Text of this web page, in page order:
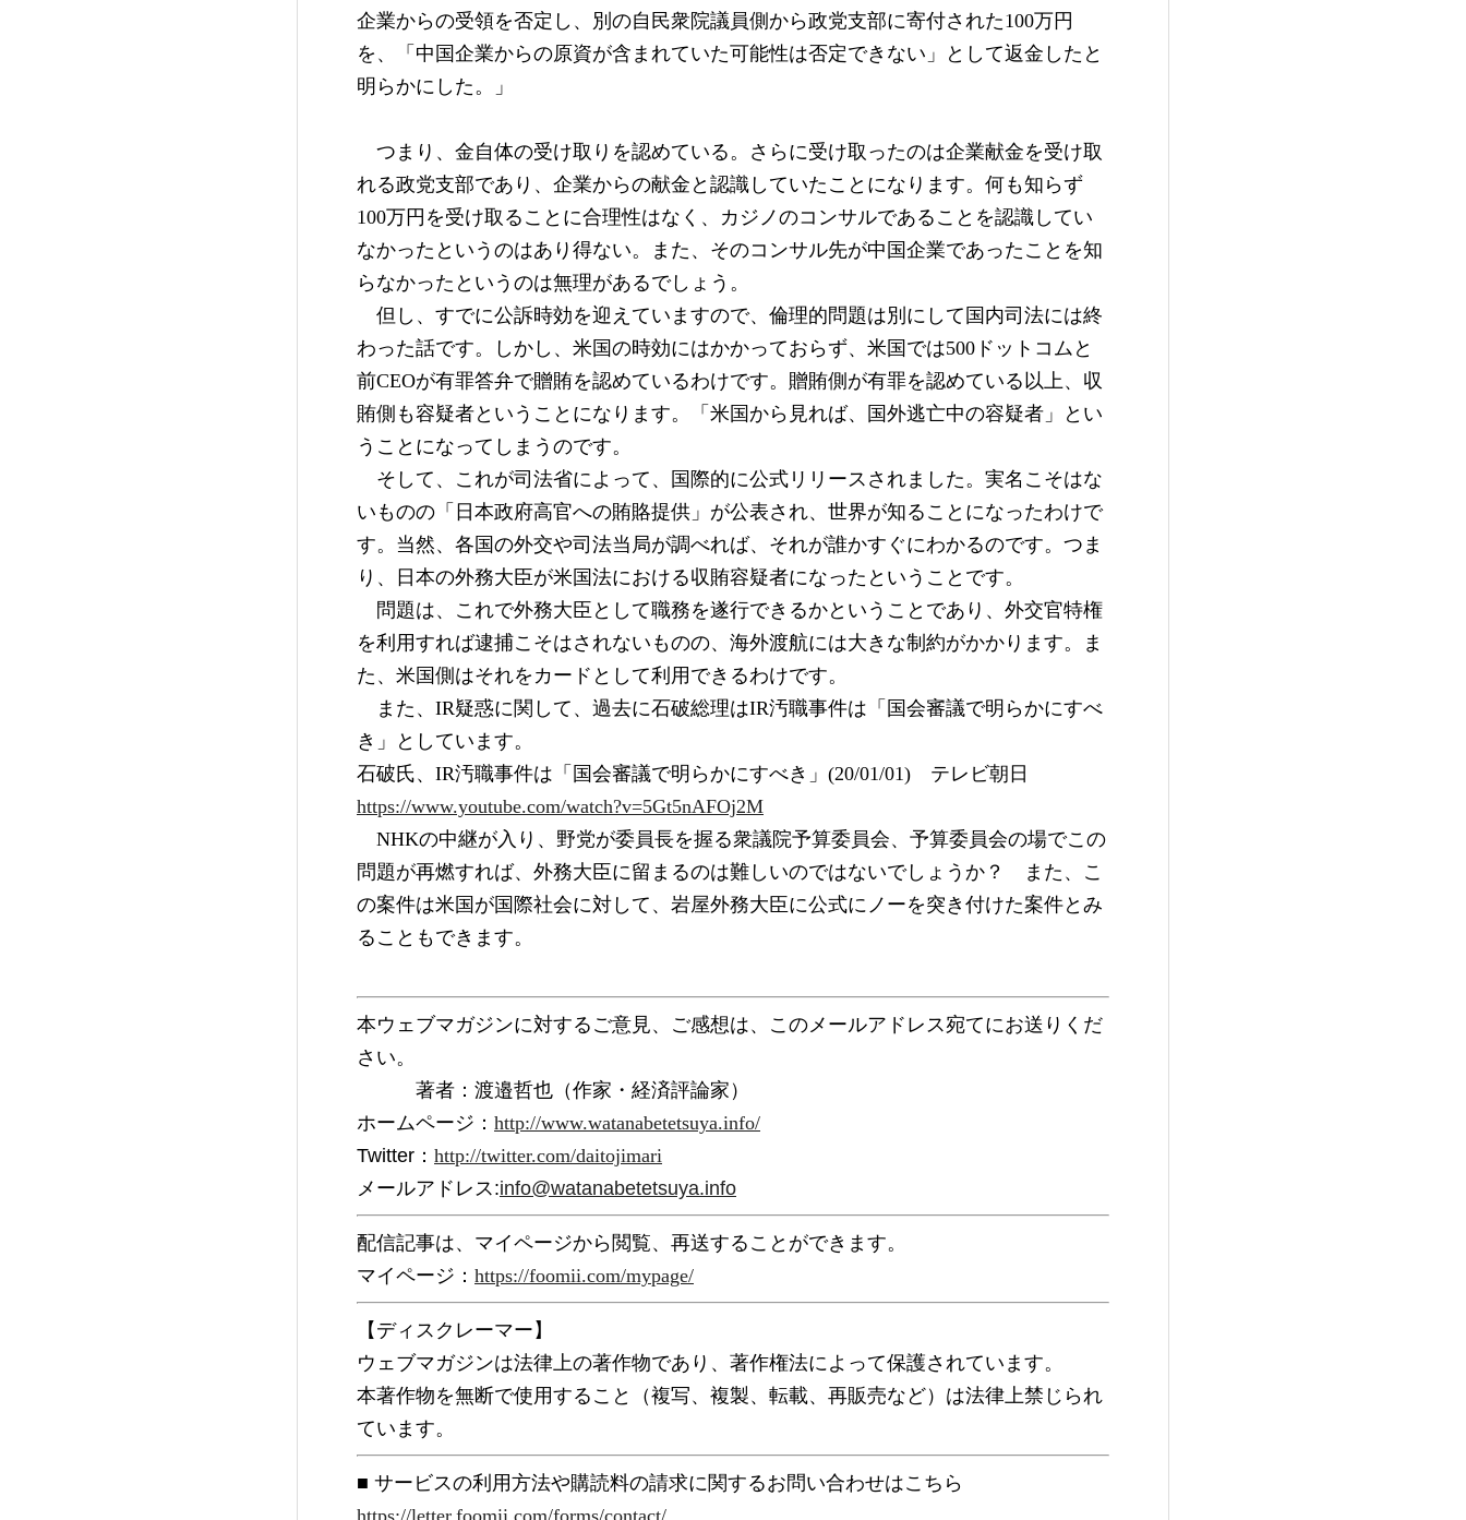
企業からの受領を否定し、別の自民衆院議員側から政党支部に寄付された100万円
を、「中国企業からの原資が含まれていた可能性は否定できない」として返金したと
明らかにした。」
つまり、金自体の受け取りを認めている。さらに受け取ったのは企業献金を受け取
れる政党支部であり、企業からの献金と認識していたことになります。何も知らず
100万円を受け取ることに合理性はなく、カジノのコンサルであることを認識してい
なかったというのはあり得ない。また、そのコンサル先が中国企業であったことを知
らなかったというのは無理があるでしょう。
但し、すでに公訴時効を迎えていますので、倫理的問題は別にして国内司法には終
わった話です。しかし、米国の時効にはかかっておらず、米国では500ドットコムと
前CEOが有罪答弁で贈賄を認めているわけです。贈賄側が有罪を認めている以上、収
賄側も容疑者ということになります。「米国から見れば、国外逃亡中の容疑者」とい
うことになってしまうのです。
そして、これが司法省によって、国際的に公式リリースされました。実名こそはな
いものの「日本政府高官への賄賂提供」が公表され、世界が知ることになったわけで
す。当然、各国の外交や司法当局が調べれば、それが誰かすぐにわかるのです。つま
り、日本の外務大臣が米国法における収賄容疑者になったということです。
問題は、これで外務大臣として職務を遂行できるかということであり、外交官特権
を利用すれば逮捕こそはされないものの、海外渡航には大きな制約がかかります。ま
た、米国側はそれをカードとして利用できるわけです。
また、IR疑惑に関して、過去に石破総理はIR汚職事件は「国会審議で明らかにすべ
き」としています。
石破氏、IR汚職事件は「国会審議で明らかにすべき」(20/01/01)　テレビ朝日
https://www.youtube.com/watch?v=5Gt5nAFOj2M
NHKの中継が入り、野党が委員長を握る衆議院予算委員会、予算委員会の場でこの
問題が再燃すれば、外務大臣に留まるのは難しいのではないでしょうか？　また、こ
の案件は米国が国際社会に対して、岩屋外務大臣に公式にノーを突き付けた案件とみ
ることもできます。
本ウェブマガジンに対するご意見、ご感想は、このメールアドレス宛てにお送りくだ
さい。
著者：渡邉哲也（作家・経済評論家）
ホームページ： http://www.watanabetetsuya.info/
Twitter： http://twitter.com/daitojimari
メールアドレス:info@watanabetetsuya.info
配信記事は、マイページから閲覧、再送することができます。
マイページ： https://foomii.com/mypage/
【ディスクレーマー】
ウェブマガジンは法律上の著作物であり、著作権法によって保護されています。
本著作物を無断で使用すること（複写、複製、転載、再販売など）は法律上禁じられ
ています。
■ サービスの利用方法や購読料の請求に関するお問い合わせはこちら
https://letter.foomii.com/forms/contact/